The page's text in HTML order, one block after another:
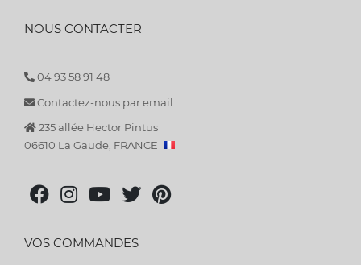
NOUS CONTACTER
04 93 58 91 48
Contactez-nous par email
235 allée Hector Pintus
06610 La Gaude, FRANCE
VOS COMMANDES